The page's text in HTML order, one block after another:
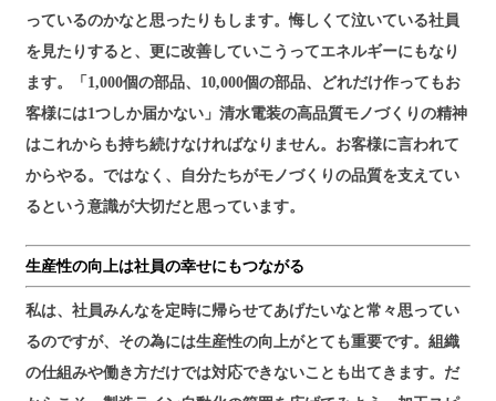
っているのかなと思ったりもします。悔しくて泣いている社員
を見たりすると、更に改善していこうってエネルギーにもなり
ます。「1,000個の部品、10,000個の部品、どれだけ作ってもお
客様には1つしか届かない」清水電装の高品質モノづくりの精神
はこれからも持ち続けなければなりません。お客様に言われて
からやる。ではなく、自分たちがモノづくりの品質を支えてい
るという意識が大切だと思っています。
生産性の向上は社員の幸せにもつながる
私は、社員みんなを定時に帰らせてあげたいなと常々思ってい
るのですが、その為には生産性の向上がとても重要です。組織
の仕組みや働き方だけでは対応できないことも出てきます。だ